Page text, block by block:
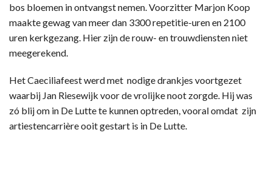
bos bloemen in ontvangst nemen. Voorzitter Marjon Koop
maakte gewag van meer dan 3300 repetitie-uren en 2100
uren kerkgezang. Hier zijn de rouw- en trouwdiensten niet
meegerekend.
Het Caeciliafeest werd met nodige drankjes voortgezet
waarbij Jan Riesewijk voor de vrolijke noot zorgde. Hij was
zó blij om in De Lutte te kunnen optreden, vooral omdat zijn
artiestencarrière ooit gestart is in De Lutte.